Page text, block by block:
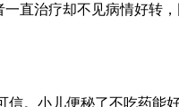
直治疗却不见病情好转
。小儿便秘了不吃药